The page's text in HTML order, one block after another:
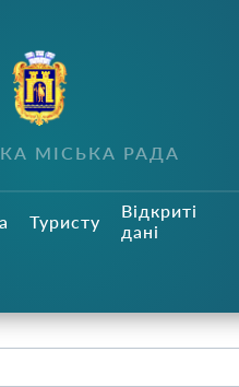
МІСЬКА РАДА
Туристу
Відкриті
дані